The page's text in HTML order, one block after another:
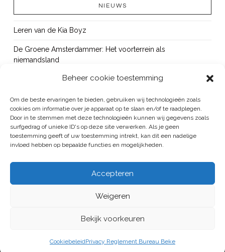
Beheer cookie toestemming
Om de beste ervaringen te bieden, gebruiken wij technologieën zoals
cookies om informatie over je apparaat op te slaan en/of te raadplegen.
Door in te stemmen met deze technologieën kunnen wij gegevens zoals
surfgedrag of unieke ID's op deze site verwerken. Als je geen
toestemming geeft of uw toestemming intrekt, kan dit een nadelige
invloed hebben op bepaalde functies en mogelijkheden.
Accepteren
Weigeren
Bekijk voorkeuren
CookiebeleidPrivacy Reglement Bureau Beke
NIEUWS
Leren van de Kia Boyz
De Groene Amsterdammer: Het voorterrein als
niemandsland
Cursus Wapens op school: signaleren, duiden en handelen
OUT!
Bureau Beke ontwikkelt jeugdmonitor Aruba
GROEP
ALGEMENE VOORWAARDEN
PUBLICATIES PROJECTEN BUREAU
LINKEDIN